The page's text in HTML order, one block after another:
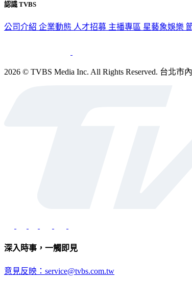
認識 TVBS
公司介紹 企業動態 人才招募 主播專區 星藝象娛樂
2026 © TVBS Media Inc. All Rights Reserved. 台北
深入時事，一觸即見
意見反映：service@tvbs.com.tw